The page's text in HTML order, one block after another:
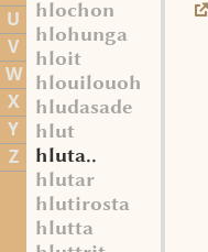
U
V
W
X
Y
Z
hlochon
hlohunga
hloit
hlouilouoh
hludasade
hlut
hluta..
hlutar
hlutirosta
hlutta